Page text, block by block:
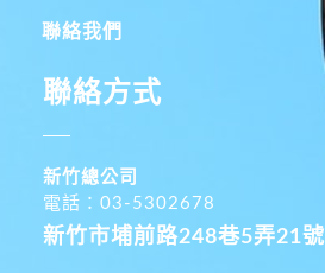
聯絡我們
聯絡方式
新竹總公司
電話：03-5302678
新竹市埔前路248巷5弄21號